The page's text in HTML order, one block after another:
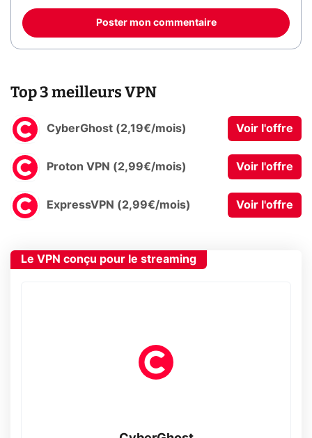
Poster mon commentaire
Top 3 meilleurs VPN
CyberGhost (2,19€/mois) Voir l'offre
Proton VPN (2,99€/mois) Voir l'offre
ExpressVPN (2,99€/mois) Voir l'offre
Le VPN conçu pour le streaming